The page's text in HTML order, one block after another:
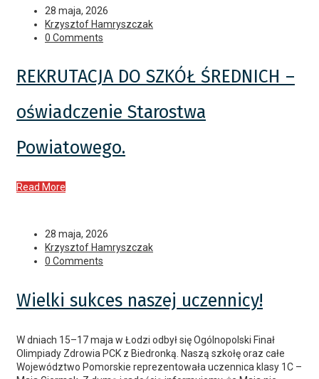
28 maja, 2026
Krzysztof Hamryszczak
0 Comments
REKRUTACJA DO SZKÓŁ ŚREDNICH –
oświadczenie Starostwa
Powiatowego.
Read More
28 maja, 2026
Krzysztof Hamryszczak
0 Comments
Wielki sukces naszej uczennicy!
W dniach 15–17 maja w Łodzi odbył się Ogólnopolski Finał
Olimpiady Zdrowia PCK z Biedronką. Naszą szkołę oraz całe
Województwo Pomorskie reprezentowała uczennica klasy 1C –